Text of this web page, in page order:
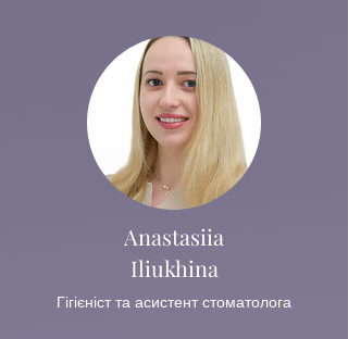
Anastasiia
Iliukhina
Гігієніст та асистент стоматолога